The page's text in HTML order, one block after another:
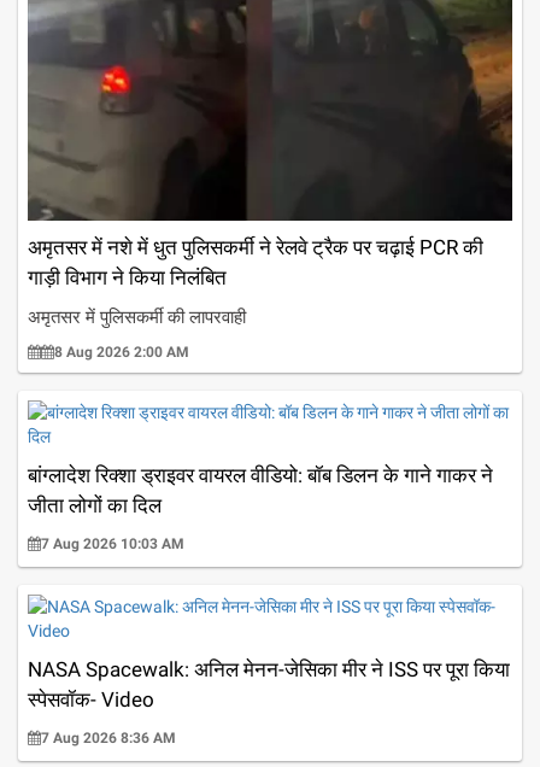
अमृतसर में नशे में धुत पुलिसकर्मी ने रेलवे ट्रैक पर चढ़ाई PCR की
गाड़ी विभाग ने किया निलंबित
अमृतसर में पुलिसकर्मी की लापरवाही
8 Aug 2026 2:00 AM
बांग्लादेश रिक्शा ड्राइवर वायरल वीडियो: बॉब डिलन के गाने गाकर ने
जीता लोगों का दिल
7 Aug 2026 10:03 AM
NASA Spacewalk: अनिल मेनन-जेसिका मीर ने ISS पर पूरा किया
स्पेसवॉक- Video
7 Aug 2026 8:36 AM